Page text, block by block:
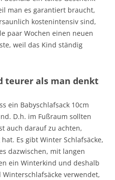
man es garantiert braucht,
kostenintensiv sind,
paar Wochen einen neuen
weil das Kind ständig
teurer als man denkt
ein Babyschlafsack 10cm
D.h. im Fußraum sollten
auch darauf zu achten,
Es gibt Winter Schlafsäcke,
dazwischen, mit langen
ein Winterkind und deshalb
verwendet,